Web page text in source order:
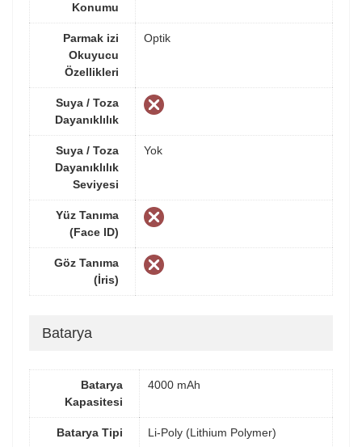
Konumu
Parmak izi
Okuyucu
Özellikleri
Optik
Suya / Toza
Dayanıklılık
Suya / Toza
Dayanıklılık
Seviyesi
Yok
Yüz Tanıma
(Face ID)
Göz Tanıma
(İris)
Batarya
Batarya
Kapasitesi
4000 mAh
Batarya Tipi Li-Poly (Lithium Polymer)